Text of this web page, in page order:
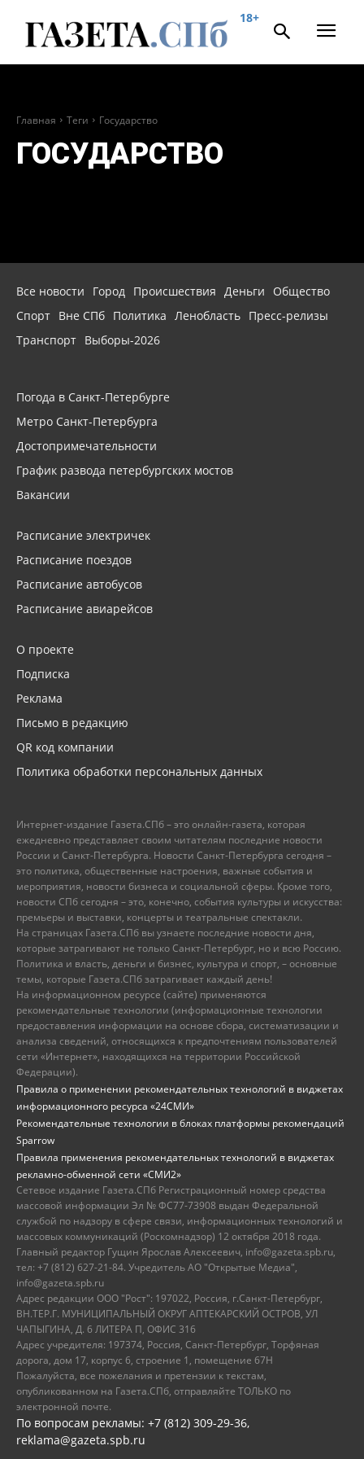
18+
Главная Теги Государство
ГОСУДАРСТВО
Все новости Город Происшествия Деньги
Общество
Спорт Вне СПб Политика Ленобласть Пресс-релизы
Транспорт Выборы-2026
Погода в Санкт-Петербурге
Метро Санкт-Петербурга
Достопримечательности
График развода петербургских мостов
Вакансии
Расписание электричек
Расписание поездов
Расписание автобусов
Расписание авиарейсов
О проекте
Подписка
Реклама
Письмо в редакцию
QR код компании
Политика обработки персональных данных
Интернет-издание Газета.СПб – это онлайн-газета, которая
ежедневно представляет своим читателям последние новости
России и Санкт-Петербурга. Новости Санкт-Петербурга сегодня –
это политика, общественные настроения, важные события и
мероприятия, новости бизнеса и социальной сферы. Кроме того,
новости СПб сегодня – это, конечно, события культуры и искусства:
премьеры и выставки, концерты и театральные спектакли.
На страницах Газета.СПб вы узнаете последние новости дня,
которые затрагивают не только Санкт-Петербург, но и всю Россию.
Политика и власть, деньги и бизнес, культура и спорт, – основные
темы, которые Газета.СПб затрагивает каждый день!
На информационном ресурсе (сайте) применяются
рекомендательные технологии (информационные технологии
предоставления информации на основе сбора, систематизации и
анализа сведений, относящихся к предпочтениям пользователей
сети «Интернет», находящихся на территории Российской
Федерации).
Правила о применении рекомендательных технологий в виджетах
информационного ресурса «24СМИ»
Рекомендательные технологии в блоках платформы рекомендаций
Sparrow
Правила применения рекомендательных технологий в виджетах
рекламно-обменной сети «СМИ2»
Сетевое издание Газета.СПб Регистрационный номер средства
массовой информации Эл № ФС77-73908 выдан Федеральной
службой по надзору в сфере связи, информационных технологий и
массовых коммуникаций (Роскомнадзор) 12 октября 2018 года.
Главный редактор Гущин Ярослав Алексеевич, info@gazeta.spb.ru,
тел: +7 (812) 627-21-84. Учредитель АО "Открытые Медиа",
info@gazeta.spb.ru
Адрес редакции ООО "Рост": 197022, Россия, г.Санкт-Петербург,
ВН.ТЕР.Г. МУНИЦИПАЛЬНЫЙ ОКРУГ АПТЕКАРСКИЙ ОСТРОВ, УЛ
ЧАПЫГИНА, Д. 6 ЛИТЕРА П, ОФИС 316
Адрес учредителя: 197374, Россия, Санкт-Петербург, Торфяная
дорога, дом 17, корпус 6, строение 1, помещение 67Н
Пожалуйста, все пожелания и претензии к текстам,
опубликованном на Газета.СПб, отправляйте ТОЛЬКО по
электронной почте.
По вопросам рекламы: +7 (812) 309-29-36,
reklama@gazeta.spb.ru